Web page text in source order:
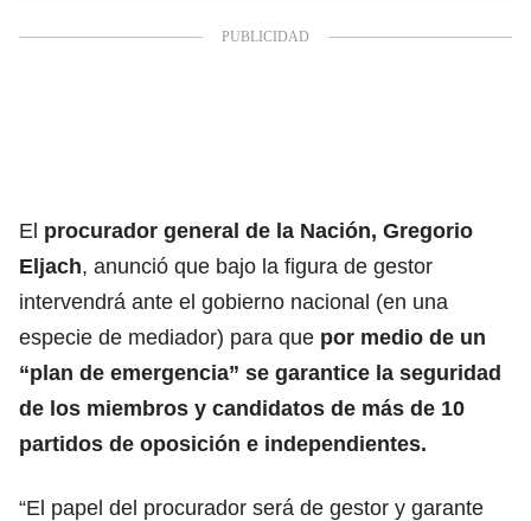
El procurador general de la Nación, Gregorio
Eljach, anunció que bajo la figura de gestor
intervendrá ante el gobierno nacional (en una
especie de mediador) para que por medio de un
“plan de emergencia” se garantice la seguridad
de los miembros y candidatos de más de 10
partidos de oposición e independientes.
“El papel del procurador será de gestor y garante